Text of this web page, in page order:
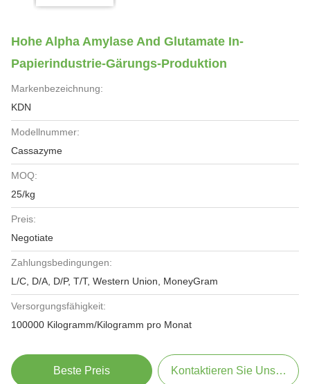
Hohe Alpha Amylase And Glutamate In-
Papierindustrie-Gärungs-Produktion
Markenbezeichnung:
KDN
Modellnummer:
Cassazyme
MOQ:
25/kg
Preis:
Negotiate
Zahlungsbedingungen:
L/C, D/A, D/P, T/T, Western Union, MoneyGram
Versorgungsfähigkeit:
100000 Kilogramm/Kilogramm pro Monat
Beste Preis Kontaktieren Sie Uns Jetzt